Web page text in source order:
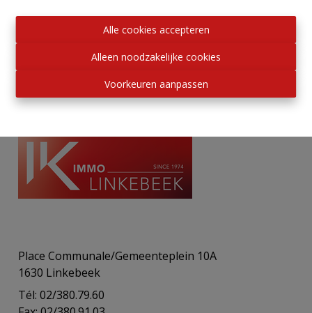
Alle cookies accepteren
Alleen noodzakelijke cookies
Voorkeuren aanpassen
Place Communale/Gemeenteplein 10A
1630 Linkebeek
Tél: 02/380.79.60